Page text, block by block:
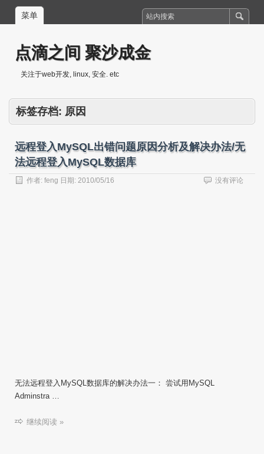
菜单
点滴之间 聚沙成金
关注于web开发, linux, 安全. etc
标签存档: 原因
远程登入MySQL出错问题原因分析及解决办法/无
法远程登入MySQL数据库
作者: feng 日期: 2010/05/16 没有评论
无法远程登入MySQL数据库的解决办法一： 尝试用MySQL
Adminstra …
继续阅读 »